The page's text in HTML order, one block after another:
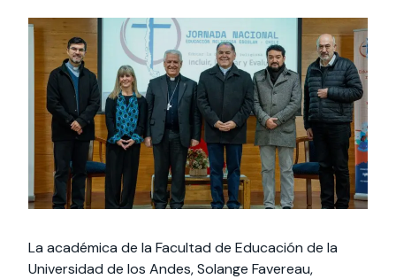
cursos
Especialidades y
estadías
Te puede
interesar:
International
students
Facultades
sociedad
Extensión Cultural
Te puede interesar: Filantropía y Donaciones
intercambio
Servicios y apoyos
Te puede
interesar:
Explora el campus
Uandes
Noticias
estudiantiles
La académica de la Facultad de Educación de la
Universidad de los Andes, Solange Favereau,